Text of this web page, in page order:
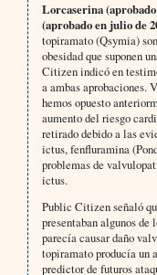
Lorcaserina
(aprobado en julio de
topiramato (Qsymia)
obesidad que suponen
Citizen indicó en
a ambas aprobaciones.
hemos opuesto
aumento del riesgo
retirado debido a las
ictus, fenfluramina
problemas de
ictus.
Public Citizen señaló
presentaban algunos
parecía causar daño
topiramato producía un
predictor de futuros